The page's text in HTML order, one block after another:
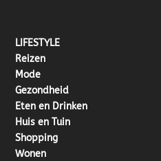
LIFESTYLE
Reizen
Mode
Gezondheid
Eten en Drinken
Huis en Tuin
Shopping
Wonen